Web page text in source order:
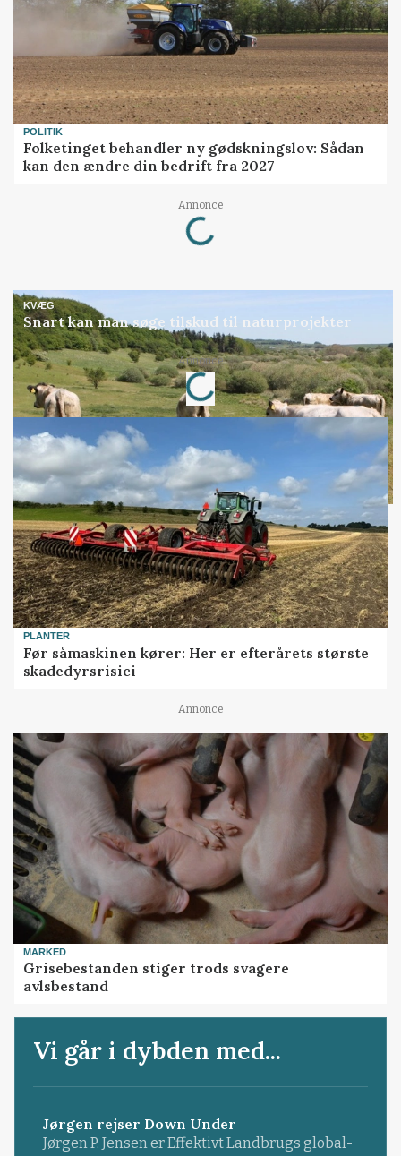
POLITIK
Folketinget behandler ny gødskningslov: Sådan
kan den ændre din bedrift fra 2027
Annonce
Loading...
KVÆG
Snart kan man søge tilskud til naturprojekter
Annonce
Loading...
PLANTER
Før såmaskinen kører: Her er efterårets største
skadedyrsrisici
Annonce
MARKED
Grisebestanden stiger trods svagere
avlsbestand
Vi går i dybden med...
Jørgen rejser Down Under
Jørgen P. Jensen er Effektivt Landbrugs global-